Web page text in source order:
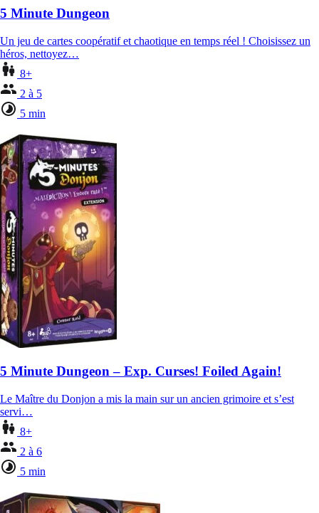
5 Minute Dungeon
Un jeu de cartes coopératif et chaotique en temps réel ! Choisissez un
héros, nettoyez…
8+
2 à 5
5 min
5 Minute Dungeon – Exp. Curses! Foiled Again!
Le Maître du Donjon a mis la main sur un ancien grimoire et s’est
servi…
8+
2 à 6
5 min